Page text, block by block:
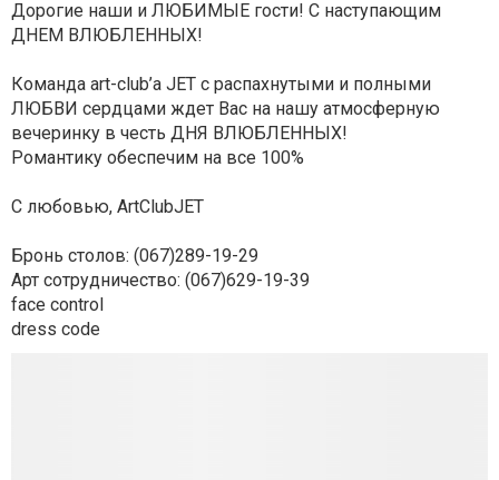
Дорогие наши и ЛЮБИМЫЕ гости! С наступающим
ДНЕМ ВЛЮБЛЕННЫХ!
Команда art-club’a JET с распахнутыми и полными
ЛЮБВИ сердцами ждет Вас на нашу атмосферную
вечеринку в честь ДНЯ ВЛЮБЛЕННЫХ!
Романтику обеспечим на все 100%
С любовью, ArtClubJET
Бронь столов: (067)289-19-29
Арт сотрудничество: (067)629-19-39
face control
dress code